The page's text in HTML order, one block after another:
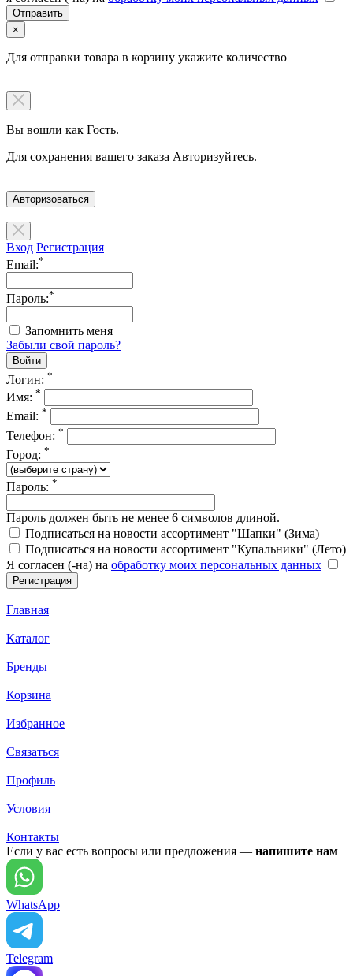
×
Для отправки товара в корзину укажите количество
Вы вошли как Гость.
Для сохранения вашего заказа Авторизуйтесь.
Авторизоваться
Вход Регистрация
Email:*
Пароль:*
Запомнить меня
Забыли свой пароль?
Логин: *
Имя: *
Email: *
Телефон: *
Город: *
Пароль: *
Пароль должен быть не менее 6 символов длиной.
Подписаться на новости ассортимент "Шапки" (Зима)
Подписаться на новости ассортимент "Купальники" (Лето)
Я согласен (-на) на обработку моих персональных данных
Главная
Каталог
Бренды
Корзина
Избранное
Связаться
Профиль
Условия
Контакты
Если у вас есть вопросы или предложения — напишите нам
WhatsApp
Telegram